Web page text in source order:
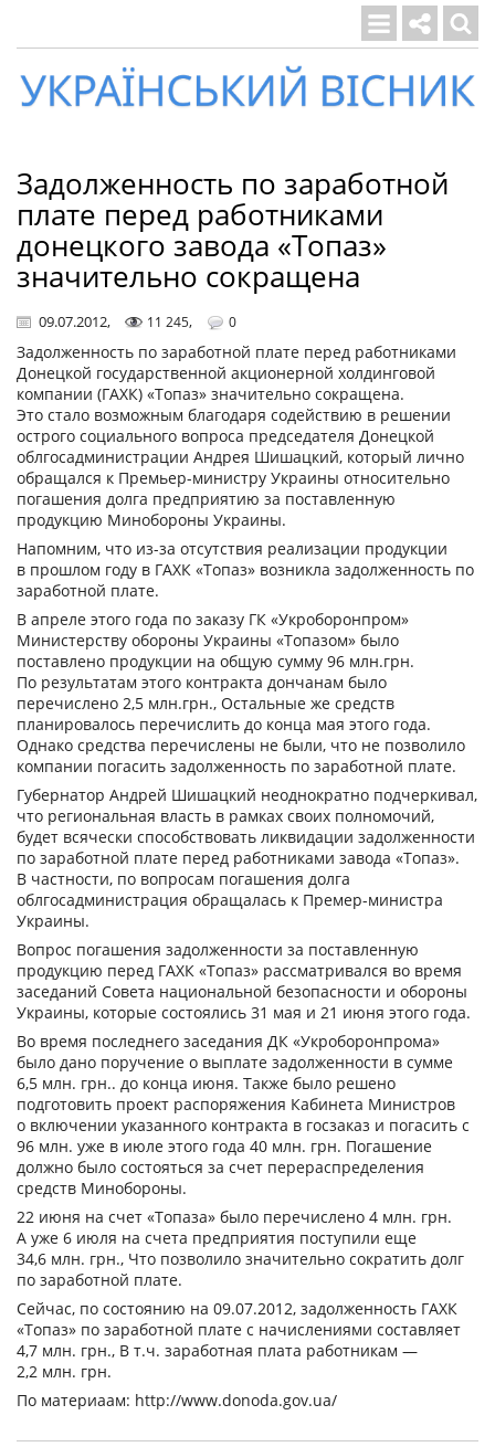
Український
вісник
Задолженность по заработной
плате перед работниками
донецкого завода «Топаз»
значительно сокращена
09.07.2012, 11 245, 0
Задолженность по заработной плате перед работниками
Донецкой государственной акционерной холдинговой
компании (ГАХК) «Топаз» значительно сокращена.
Это стало возможным благодаря содействию в решении
острого социального вопроса председателя Донецкой
облгосадминистрации Андрея Шишацкий, который лично
обращался к Премьер-министру Украины относительно
погашения долга предприятию за поставленную
продукцию Минобороны Украины.
Напомним, что из-за отсутствия реализации продукции
в прошлом году в ГАХК «Топаз» возникла задолженность по
заработной плате.
В апреле этого года по заказу ГК «Укроборонпром»
Министерству обороны Украины «Топазом» было
поставлено продукции на общую сумму 96 млн.грн.
По результатам этого контракта дончанам было
перечислено 2,5 млн.грн., Остальные же средств
планировалось перечислить до конца мая этого года.
Однако средства перечислены не были, что не позволило
компании погасить задолженность по заработной плате.
Губернатор Андрей Шишацкий неоднократно подчеркивал,
что региональная власть в рамках своих полномочий,
будет всячески способствовать ликвидации задолженности
по заработной плате перед работниками завода «Топаз».
В частности, по вопросам погашения долга
облгосадминистрация обращалась к Премер-министра
Украины.
Вопрос погашения задолженности за поставленную
продукцию перед ГАХК «Топаз» рассматривался во время
заседаний Совета национальной безопасности и обороны
Украины, которые состоялись 31 мая и 21 июня этого года.
Во время последнего заседания ДК «Укроборонпрома»
было дано поручение о выплате задолженности в сумме
6,5 млн. грн.. до конца июня. Также было решено
подготовить проект распоряжения Кабинета Министров
о включении указанного контракта в госзаказ и погасить с
96 млн. уже в июле этого года 40 млн. грн. Погашение
должно было состояться за счет перераспределения
средств Минобороны.
22 июня на счет «Топаза» было перечислено 4 млн. грн.
А уже 6 июля на счета предприятия поступили еще
34,6 млн. грн., Что позволило значительно сократить долг
по заработной плате.
Сейчас, по состоянию на 09.07.2012, задолженность ГАХК
«Топаз» по заработной плате с начислениями составляет
4,7 млн. грн., В т.ч. заработная плата работникам —
2,2 млн. грн.
По материаам: http://www.donoda.gov.ua/